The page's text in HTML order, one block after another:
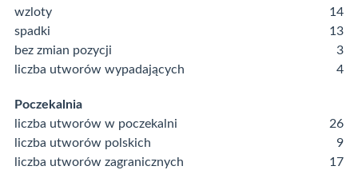
wzloty
14
spadki
13
bez zmian pozycji
3
liczba utworów wypadających
4
Poczekalnia
liczba utworów w poczekalni
26
liczba utworów polskich
9
liczba utworów zagranicznych
17